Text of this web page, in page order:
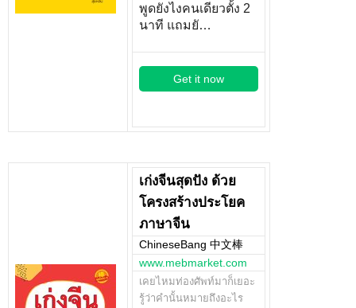
พูดยังไงคนเดียวตั้ง 2
นาที แถมยั…
Get it now
เก่งจีนสุดปัง ด้วย
โครงสร้างประโยค
ภาษาจีน
ChineseBang 中文棒
www.mebmarket.com
เคยไหมท่องศัพท์มาก็เยอะ
รู้ว่าคำนั้นหมายถึงอะไร